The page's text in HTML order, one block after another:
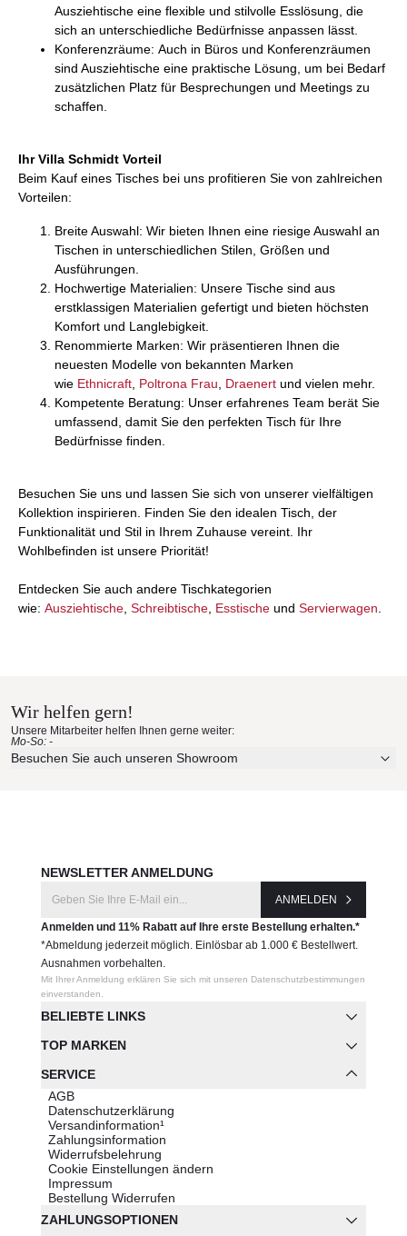
Ausziehtische eine flexible und stilvolle Esslösung, die
sich an unterschiedliche Bedürfnisse anpassen lässt.
Konferenzräume: Auch in Büros und Konferenzräumen
sind Ausziehtische eine praktische Lösung, um bei Bedarf
zusätzlichen Platz für Besprechungen und Meetings zu
schaffen.
Ihr Villa Schmidt Vorteil
Beim Kauf eines Tisches bei uns profitieren Sie von zahlreichen
Vorteilen:
Breite Auswahl: Wir bieten Ihnen eine riesige Auswahl an
Tischen in unterschiedlichen Stilen, Größen und
Ausführungen.
Hochwertige Materialien: Unsere Tische sind aus
erstklassigen Materialien gefertigt und bieten höchsten
Komfort und Langlebigkeit.
Renommierte Marken: Wir präsentieren Ihnen die
neuesten Modelle von bekannten Marken
wie Ethnicraft Poltrona Frau Draenert und vielen mehr.
Kompetente Beratung: Unser erfahrenes Team berät Sie
umfassend, damit Sie den perfekten Tisch für Ihre
Bedürfnisse finden.
Besuchen Sie uns und lassen Sie sich von unserer vielfältigen
Kollektion inspirieren. Finden Sie den idealen Tisch, der
Funktionalität und Stil in Ihrem Zuhause vereint. Ihr
Wohlbefinden ist unsere Priorität!
Entdecken Sie auch andere Tischkategorien
wie: Ausziehtische Schreibtische Esstische und Servierwagen
Wir helfen gern!
Unsere Mitarbeiter helfen Ihnen gerne weiter:
Mo-So: -
Besuchen Sie auch unseren Showroom
BELIEBTE LINKS
TOP MARKEN
SERVICE
AGB
Datenschutzerklärung
Versandinformation¹
Zahlungsinformation
Widerrufsbelehrung
Cookie Einstellungen ändern
Impressum
Bestellung Widerrufen
NEWSLETTER ANMELDUNG
ANMELDEN
Anmelden und 11% Rabatt auf Ihre erste Bestellung erhalten.*
*Abmeldung jederzeit möglich. Einlösbar ab 1.000 € Bestellwert.
Ausnahmen vorbehalten.
Mit Ihrer Anmeldung erklären Sie sich mit unseren Datenschutzbestimmungen
einverstanden.
ZAHLUNGSOPTIONEN